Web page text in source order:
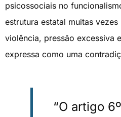
psicossociais no
estrutura estatal muitas
violência, pressão excessiva
expressa como uma
“O artigo